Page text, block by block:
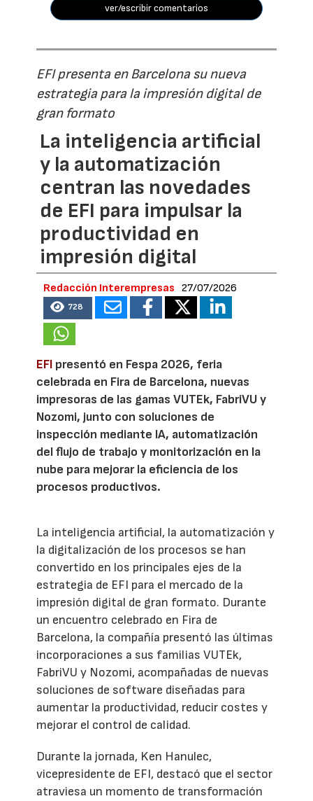
ver/escribir comentarios
EFI presenta en Barcelona su nueva
estrategia para la impresión digital de
gran formato
La inteligencia artificial
y la automatización
centran las novedades
de EFI para impulsar la
productividad en
impresión digital
Redacción Interempresas 27/07/2026
728
EFI presentó en Fespa 2026, feria
celebrada en Fira de Barcelona, nuevas
impresoras de las gamas VUTEk, FabriVU y
Nozomi, junto con soluciones de
inspección mediante IA, automatización
del flujo de trabajo y monitorización en la
nube para mejorar la eficiencia de los
procesos productivos.
La inteligencia artificial, la automatización y
la digitalización de los procesos se han
convertido en los principales ejes de la
estrategia de EFI para el mercado de la
impresión digital de gran formato. Durante
un encuentro celebrado en Fira de
Barcelona, la compañía presentó las últimas
incorporaciones a sus familias VUTEk,
FabriVU y Nozomi, acompañadas de nuevas
soluciones de software diseñadas para
aumentar la productividad, reducir costes y
mejorar el control de calidad.
Durante la jornada, Ken Hanulec,
vicepresidente de EFI, destacó que el sector
atraviesa un momento de transformación